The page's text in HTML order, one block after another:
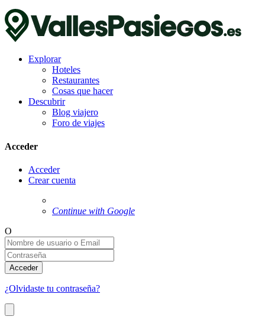
Explorar
Hoteles
Restaurantes
Cosas que hacer
Descubrir
Blog viajero
Foro de viajes
Acceder
Acceder
Crear cuenta
Continue with Google
O
Acceder
¿Olvidaste tu contraseña?